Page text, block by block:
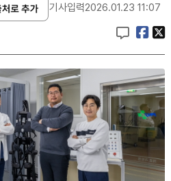
기사입력2026.01.23 11:07